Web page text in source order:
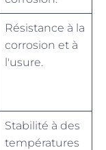
Résistance à la
corrosion et à
l'usure.
Stabilité à des
températures